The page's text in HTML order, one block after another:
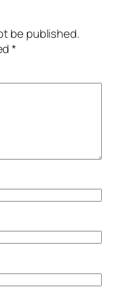
be published.
*